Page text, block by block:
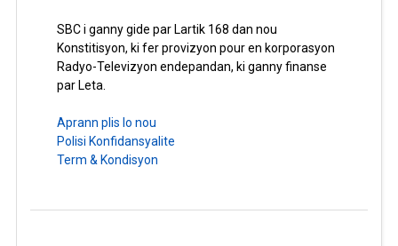
SBC i ganny gide par Lartik 168 dan nou
Konstitisyon, ki fer provizyon pour en korporasyon
Radyo-Televizyon endepandan, ki ganny finanse
par Leta.
Aprann plis lo nou
Polisi Konfidansyalite
Term & Kondisyon